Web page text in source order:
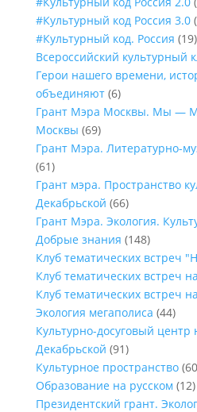
#Культурный код Россия 3.0
#Культурный код. Россия (19)
Всероссийский культурный
Герои нашего времени,
объединяют(6)
Грант Мэра Москвы. Мы —
Москвы (69)
Грант Мэра. Литературно-
(61)
Грант мэра. Пространство
Декабрьской (66)
Грант Мэра. Экология.
Добрые знания (148)
Клуб тематических встреч
Клуб тематических встреч
Клуб тематических встреч
Экология мегаполиса (44)
Культурно-досуговый
Декабрьской (91)
Культурное пространство
Образование на русском (12)
Президентский грант.